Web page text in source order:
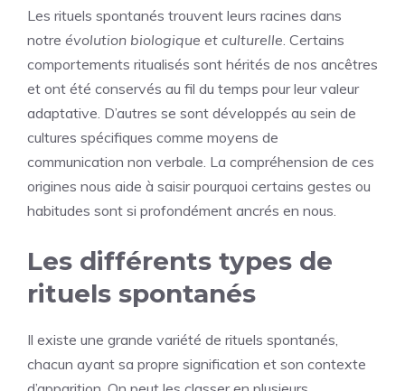
Les rituels spontanés trouvent leurs racines dans
notre évolution biologique et culturelle. Certains
comportements ritualisés sont hérités de nos ancêtres
et ont été conservés au fil du temps pour leur valeur
adaptative. D’autres se sont développés au sein de
cultures spécifiques comme moyens de
communication non verbale. La compréhension de ces
origines nous aide à saisir pourquoi certains gestes ou
habitudes sont si profondément ancrés en nous.
Les différents types de
rituels spontanés
Il existe une grande variété de rituels spontanés,
chacun ayant sa propre signification et son contexte